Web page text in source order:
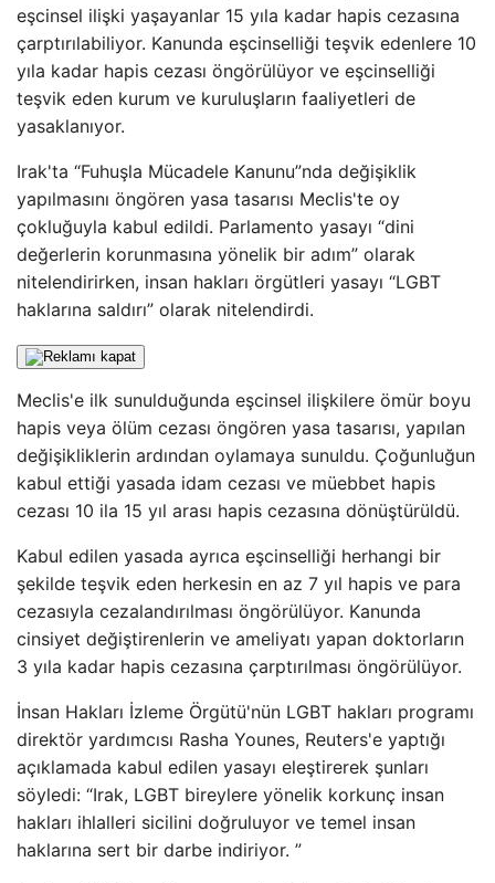
eşcinsel ilişki yaşayanlar 15 yıla kadar hapis cezasına
çarptırılabiliyor. Kanunda eşcinselliği teşvik edenlere 10
yıla kadar hapis cezası öngörülüyor ve eşcinselliği
teşvik eden kurum ve kuruluşların faaliyetleri de
yasaklanıyor.
Irak'ta “Fuhuşla Mücadele Kanunu”nda değişiklik
yapılmasını öngören yasa tasarısı Meclis'te oy
çokluğuyla kabul edildi. Parlamento yasayı “dini
değerlerin korunmasına yönelik bir adım” olarak
nitelendirirken, insan hakları örgütleri yasayı “LGBT
haklarına saldırı” olarak nitelendirdi.
Meclis'e ilk sunulduğunda eşcinsel ilişkilere ömür boyu
hapis veya ölüm cezası öngören yasa tasarısı, yapılan
değişikliklerin ardından oylamaya sunuldu. Çoğunluğun
kabul ettiği yasada idam cezası ve müebbet hapis
cezası 10 ila 15 yıl arası hapis cezasına dönüştürüldü.
Kabul edilen yasada ayrıca eşcinselliği herhangi bir
şekilde teşvik eden herkesin en az 7 yıl hapis ve para
cezasıyla cezalandırılması öngörülüyor. Kanunda
cinsiyet değiştirenlerin ve ameliyatı yapan doktorların
3 yıla kadar hapis cezasına çarptırılması öngörülüyor.
İnsan Hakları İzleme Örgütü'nün LGBT hakları programı
direktör yardımcısı Rasha Younes, Reuters'e yaptığı
açıklamada kabul edilen yasayı eleştirerek şunları
söyledi: “Irak, LGBT bireylere yönelik korkunç insan
hakları ihlalleri sicilini doğruluyor ve temel insan
haklarına sert bir darbe indiriyor. ”